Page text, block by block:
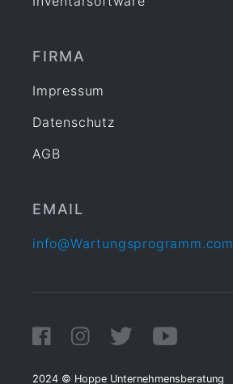
FIRMA
Impressum
Datenschutz
AGB
EMAIL
info@Wartungsprogramm.com
2024 © Hoppe Unternehmensberatung